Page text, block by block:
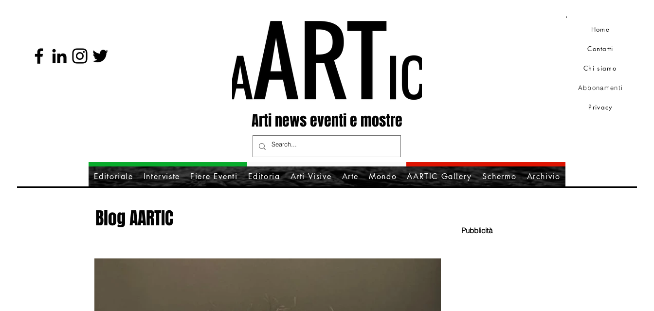
Arti news eventi e mostre
Home
Contatti
Chi siamo
Abbonamenti
Privacy
Editoriale Interviste Fiere Eventi Editoria Arti Visive Arte Mondo AARTIC Gallery Schermo Archivio
Blog AARTIC Pubblicità